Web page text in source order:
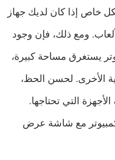
خاص إذا كان لديك جهاز
ومع ذلك، فإن وجود
يستغرق مساحة كبيرة،
الأخرى. لحسن الحظ،
التي تحتاجها.
مع شاشة عرض